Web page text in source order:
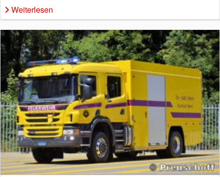
Weiterlesen